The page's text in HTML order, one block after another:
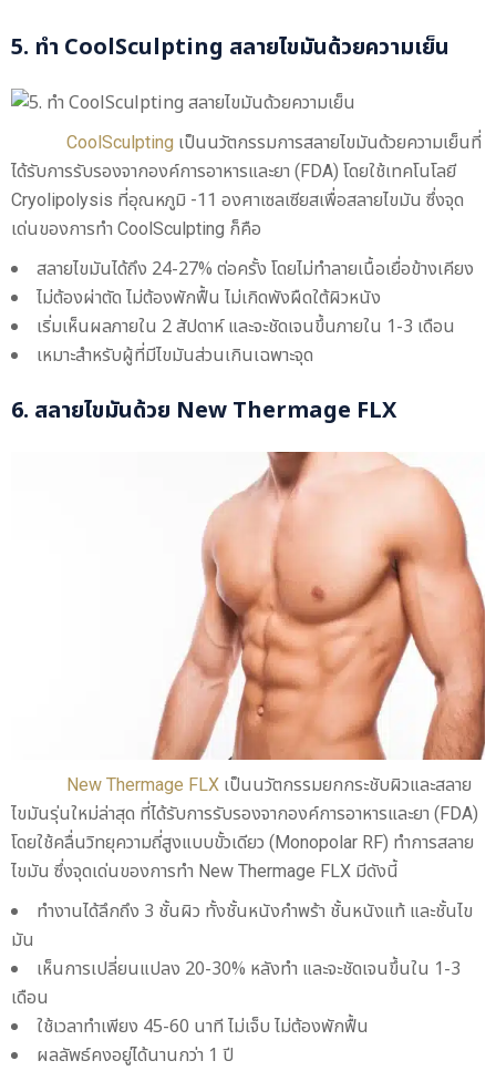
5. ทำ CoolSculpting สลายไขมันด้วยความเย็น
CoolSculpting เป็นนวัตกรรมการสลายไขมันด้วยความเย็นที่
ได้รับการรับรองจากองค์การอาหารและยา (FDA) โดยใช้เทคโนโลยี
Cryolipolysis ที่อุณหภูมิ -11 องศาเซลเซียสเพื่อสลายไขมัน ซึ่งจุด
เด่นของการทำ CoolSculpting ก็คือ
สลายไขมันได้ถึง 24-27% ต่อครั้ง โดยไม่ทำลายเนื้อเยื่อข้างเคียง
ไม่ต้องผ่าตัด ไม่ต้องพักฟื้น ไม่เกิดพังผืดใต้ผิวหนัง
เริ่มเห็นผลภายใน 2 สัปดาห์ และจะชัดเจนขึ้นภายใน 1-3 เดือน
เหมาะสำหรับผู้ที่มีไขมันส่วนเกินเฉพาะจุด
6. สลายไขมันด้วย New Thermage FLX
New Thermage FLX เป็นนวัตกรรมยกกระชับผิวและสลาย
ไขมันรุ่นใหม่ล่าสุด ที่ได้รับการรับรองจากองค์การอาหารและยา (FDA)
โดยใช้คลื่นวิทยุความถี่สูงแบบขั้วเดียว (Monopolar RF) ทำการสลาย
ไขมัน ซึ่งจุดเด่นของการทำ New Thermage FLX มีดังนี้
ทำงานได้ลึกถึง 3 ชั้นผิว ทั้งชั้นหนังกำพร้า ชั้นหนังแท้ และชั้นไข
มัน
เห็นการเปลี่ยนแปลง 20-30% หลังทำ และจะชัดเจนขึ้นใน 1-3
เดือน
ใช้เวลาทำเพียง 45-60 นาที ไม่เจ็บ ไม่ต้องพักฟื้น
ผลลัพธ์คงอยู่ได้นานกว่า 1 ปี